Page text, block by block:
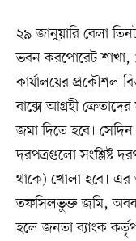
২৯ জানুয়ারি বেলা
ভবন করপোরেট শাখা,
কার্যালয়ের প্রকৌশল
বাক্সে আগ্রহী
জমা দিতে হবে। সেদিন
দরপত্রগুলো সংশ্লিষ্ট
থাকে) খোলা হবে।
তফসিলভুক্ত জমি,
হলে জনতা ব্যাংক